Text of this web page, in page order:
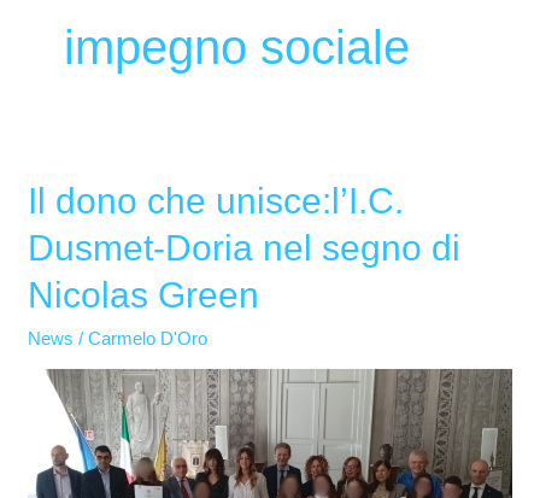
impegno sociale
Il dono che unisce:l’I.C.
Dusmet-Doria nel segno di
Nicolas Green
News /Carmelo D'Oro
Il
che
unisce:l’I.C.
nel
segno
Nicolas